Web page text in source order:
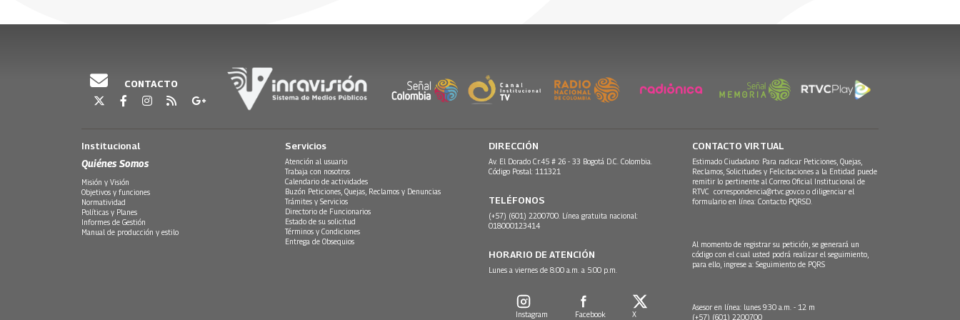
anécdotas e historias reflejan el duro trasegar de aquellos que le han entregado
CONTACTO
Institucional
Quiénes Somos
Misión y Visión
Objetivos y funciones
Normatividad
Políticas y Planes
Informes de Gestión
Manual de producción y estilo
Servicios
Atención al usuario
Trabaja con nosotros
Calendario de actividades
Buzón Peticiones, Quejas, Reclamos y Denuncias
Trámites y Servicios
Directorio de Funcionarios
Estado de su solicitud
Términos y Condiciones
Entrega de Obsequios
DIRECCIÓN
Av. El Dorado Cr.45 # 26 - 33 Bogotá D.C. Colombia.
Código Postal: 111321
TELÉFONOS
(+57) (601) 2200700. Línea gratuita nacional:
018000123414
HORARIO DE ATENCIÓN
Lunes a viernes de 8:00 a.m. a 5:00 p.m.
Instagram Facebook X
CONTACTO VIRTUAL
Estimado Ciudadano: Para radicar Peticiones, Quejas,
Reclamos, Solicitudes y Felicitaciones a la Entidad puede
remitir lo pertinente al Correo Oficial Institucional de
RTVC correspondencia@rtvc.gov.co o diligenciar el
formulario en línea: Contacto PQRSD.
Al momento de registrar su petición, se generará un
código con el cual usted podrá realizar el seguimiento,
para ello, ingrese a: Seguimiento de PQRS
Asesor en línea: lunes 9:30 a.m. - 12 m
(+57) (601) 2200700